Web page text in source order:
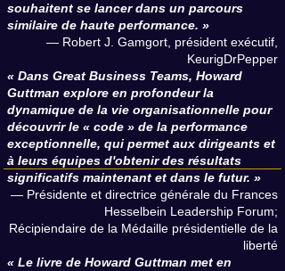
souhaitent se lancer dans un parcours
similaire de haute performance. »
— Robert J. Gamgort, président exécutif,
KeurigDrPepper
« Dans Great Business Teams, Howard
Guttman explore en profondeur la
dynamique de la vie organisationnelle pour
découvrir le « code » de la performance
exceptionnelle, qui permet aux dirigeants et
à leurs équipes d'obtenir des résultats
significatifs maintenant et dans le futur. »
— Présidente et directrice générale du Frances
Hesselbein Leadership Forum;
Récipiendaire de la Médaille présidentielle de la
liberté
« Le livre de Howard Guttman met en